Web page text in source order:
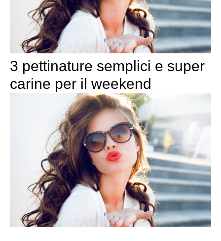
3 pettinature semplici e super
carine per il weekend